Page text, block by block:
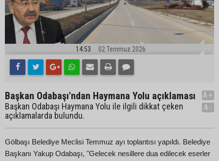
14:53 02 Temmuz 2026
Başkan Odabaşı'ndan Haymana Yolu açıklaması
Başkan Odabaşı Haymana Yolu ile ilgili dikkat çeken
açıklamalarda bulundu.
A+
A-
Gölbaşı Belediye Meclisi Temmuz ayı toplantısı yapıldı. Belediye
Başkanı Yakup Odabaşı, "Gelecek nesillere dua edilecek eserler